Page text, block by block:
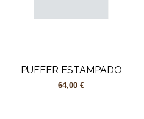
PUFFER ESTAMPADO
64,00 €